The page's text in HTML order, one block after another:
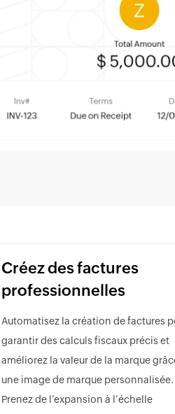
Créez des factures
professionnelles
Automatisez la création de factures
garantir des calculs fiscaux précis et
améliorez la valeur de la marque
une image de marque personnalisée.
Prenez de l’expansion à l’échelle